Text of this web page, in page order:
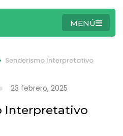
MENÚ
Senderismo Interpretativo
23 febrero, 2025
Interpretativo